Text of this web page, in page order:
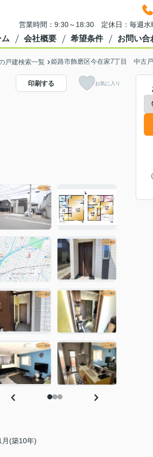
営業時間：9:30～18:30 定休日：毎週
会社概要 希望条件 お問い合
戸建検索一覧 姫路市飾磨区今在家7丁目 中古
印刷する お気に入り
月(築10年)